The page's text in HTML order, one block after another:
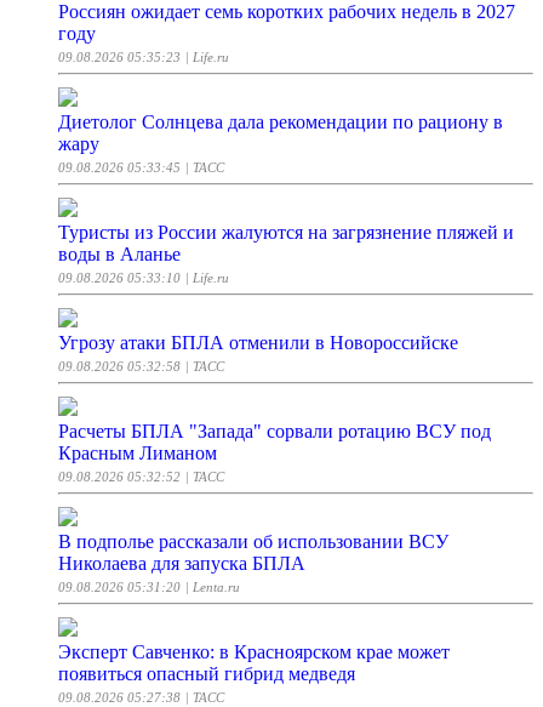
Россиян ожидает семь коротких рабочих недель в 2027
году
09.08.2026 05:35:23 | Life.ru
Диетолог Солнцева дала рекомендации по рациону в
жару
09.08.2026 05:33:45 | ТАСС
Туристы из России жалуются на загрязнение пляжей и
воды в Аланье
09.08.2026 05:33:10 | Life.ru
Угрозу атаки БПЛА отменили в Новороссийске
09.08.2026 05:32:58 | ТАСС
Расчеты БПЛА "Запада" сорвали ротацию ВСУ под
Красным Лиманом
09.08.2026 05:32:52 | ТАСС
В подполье рассказали об использовании ВСУ
Николаева для запуска БПЛА
09.08.2026 05:31:20 | Lenta.ru
Эксперт Савченко: в Красноярском крае может
появиться опасный гибрид медведя
09.08.2026 05:27:38 | ТАСС